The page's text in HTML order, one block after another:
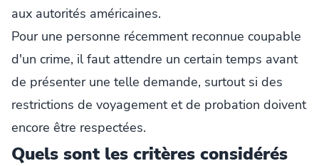
aux autorités américaines.
Pour une personne récemment reconnue coupable
d'un crime, il faut attendre un certain temps avant
de présenter une telle demande, surtout si des
restrictions de voyagement et de probation doivent
encore être respectées.
Quels sont les critères considérés